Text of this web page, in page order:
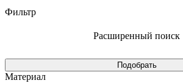
Фильтр
Расширенный поиск
Материал